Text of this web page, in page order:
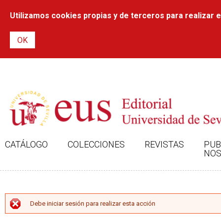
Utilizamos cookies propias y de terceros para realizar
CATÁLOGO COLECCIONES REVISTAS
MENSAJE DE ERROR
Debe iniciar sesión para realizar esta acción